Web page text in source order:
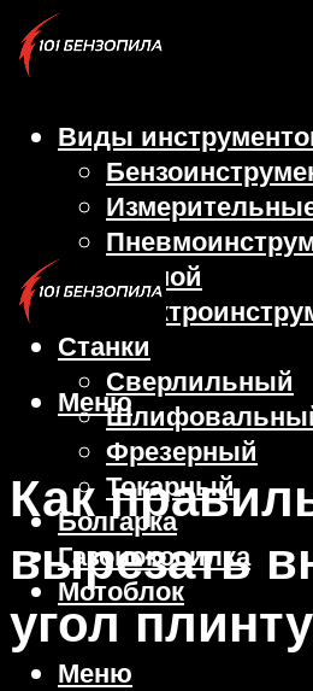
Виды
Ручной
Станки
Сверлильный
Фрезерный
Токарный
Болгарка
Газонокосилка
Мотоблок
Меню
Меню
Как
вырезать
угол